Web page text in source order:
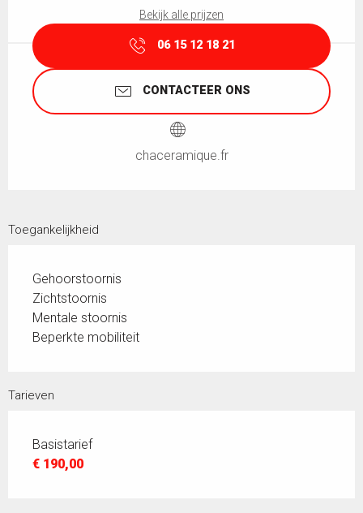
Bekijk alle prijzen
06 15 12 18 21
CONTACTEER ONS
chaceramique.fr
Toegankelijkheid
Gehoorstoornis
Zichtstoornis
Mentale stoornis
Beperkte mobiliteit
Tarieven
Basistarief
€ 190,00